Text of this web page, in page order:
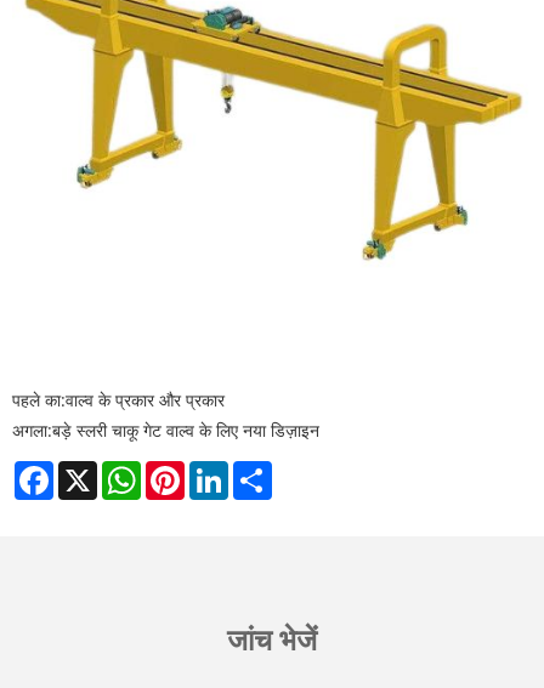
पहले का:वाल्व के प्रकार और प्रकार
अगला:बड़े स्लरी चाकू गेट वाल्व के लिए नया डिज़ाइन
Facebook
X WhatsAppPinterestLinkedIn
जांच भेजें